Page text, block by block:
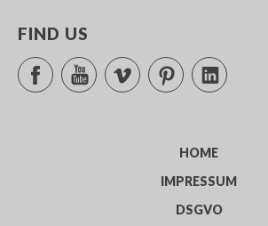
FIND US
FacebookYouTubeVimeo PinterestLinkedIn
HOME
IMPRESSUM
DSGVO